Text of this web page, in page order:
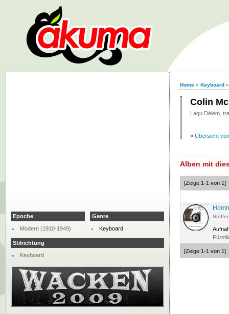
Home » Keyboard
Colin
Lagu Délem,
» Übersicht
Alben mit
[Zeige 1-1 von 1]
[Zeige 1-1 von 1]
Epoche
Modern (1910-1949)
Genre
Keyboard
Stilrichtung
Keyboard